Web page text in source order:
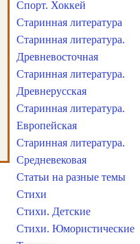
Спорт. Хоккей
Старинная литература
Старинная литература.
Древневосточная
Старинная литература.
Древнерусская
Старинная литература.
Европейская
Старинная литература.
Средневековая
Статьи на разные темы
Стихи
Стихи. Детские
Стихи. Юмористические